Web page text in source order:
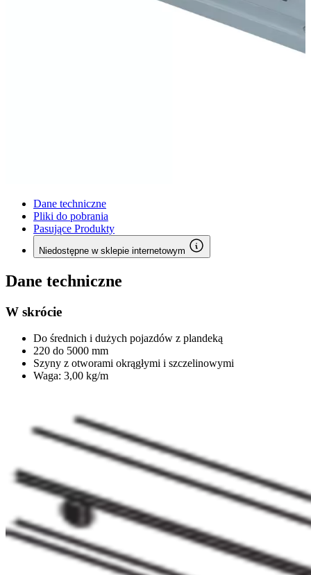
Dane techniczne
Pliki do pobrania
Pasujące Produkty
Niedostępne w sklepie internetowym
Dane techniczne
W skrócie
Do średnich i dużych pojazdów z plandeką
220 do 5000 mm
Szyny z otworami okrągłymi i szczelinowymi
Waga: 3,00 kg/m